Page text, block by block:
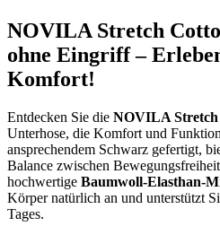
NOVILA Stretch
ohne Eingriff –
Komfort!
Entdecken Sie die NOVILA Stretch
Unterhose, die Komfort und
ansprechendem Schwarz gefertigt,
Balance zwischen
hochwertige Baumwoll-Elasthan-
Körper natürlich an und unterstützt
Tages.